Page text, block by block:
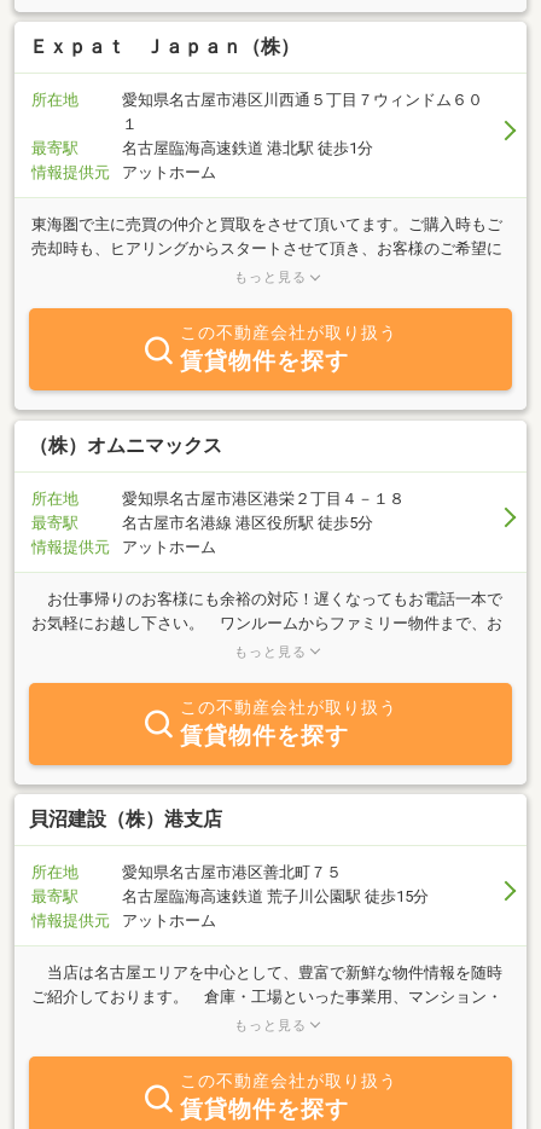
Ｅｘｐａｔ Ｊａｐａｎ（株）
所在地
愛知県名古屋市港区川西通５丁目７ウィンドム６０
１
最寄駅
名古屋臨海高速鉄道 港北駅 徒歩1分
情報提供元
アットホーム
東海圏で主に売買の仲介と買取をさせて頂いてます。ご購入時もご
売却時も、ヒアリングからスタートさせて頂き、お客様のご希望に
沿ったベストな提案をさせて頂いてます。ビジネスレベルで4か国
に主にご贔屓頂いております。顧問弁護士による法律問題、相続、
任意売却、民事再生法、ローンの組み換え相談も承ります。
もっと見る
この不動産会社が取り扱う
賃貸物件を探す
（株）オムニマックス
所在地
愛知県名古屋市港区港栄２丁目４－１８
最寄駅
名古屋市名港線 港区役所駅 徒歩5分
情報提供元
アットホーム
お仕事帰りのお客様にも余裕の対応！遅くなってもお電話一本で
お気軽にお越し下さい。 ワンルームからファミリー物件まで、お
客様のこだわり条件、理想にあったお部屋をご紹介させて頂きま
杯お探しいたします。 まずは、お電話・メールにてご連絡下さ
もっと見る
この不動産会社が取り扱う
賃貸物件を探す
貝沼建設（株）港支店
所在地
愛知県名古屋市港区善北町７５
最寄駅
名古屋臨海高速鉄道 荒子川公園駅 徒歩15分
情報提供元
アットホーム
当店は名古屋エリアを中心として、豊富で新鮮な物件情報を随時
ご紹介しております。 倉庫・工場といった事業用、マンション・
戸建などの住宅の建築から管理・賃貸はもとより、売土地・売戸
ております。また、不動産運用や税務相談といったお客様の資産活
用を創業４０年の実績に基づき弊社スタッフがトータルにサポート
させていただいております。
もっと見る
この不動産会社が取り扱う
賃貸物件を探す